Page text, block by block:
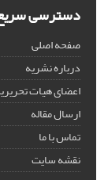
دسترسی
صفحه اصلی
درباره نشریه
اعضای هیات
ارسال مقاله
تماس با ما
نقشه سایت